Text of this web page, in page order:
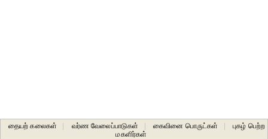
தையற் கலைகள் வர்ண வேலைப்பாடுகள் கைவினை பொருட்கள்
புகழ் பெற்ற
மகளிர்கள்